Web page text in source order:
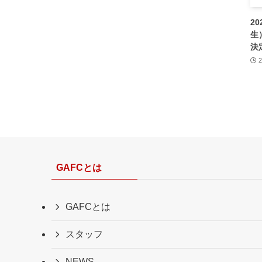
生
決
GAFCとは
GAFCとは
スタッフ